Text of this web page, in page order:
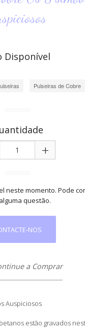
Disponível
Pulseiras de Cobre
+
neste momento. Pode
questão.
NOS
a Comprar
Auspiciosos
estão gravados